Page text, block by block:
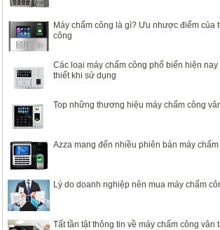
Máy chấm công là gì? Ưu nhược điểm của
công
Các loại máy chấm công phổ biến hiện
thiết khi sử dụng
Top những thương hiệu máy chấm công
Azza mang đến nhiều phiên bản máy
Lý do doanh nghiệp nên mua máy chấm
Tất tần tật thông tin về máy chấm công vân